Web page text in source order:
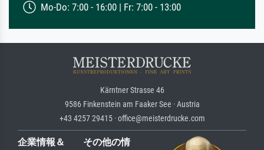
Mo-Do: 7:00 - 16:00 | Fr: 7:00 - 13:00
Kärntner Strasse 46
9586 Finkenstein am Faaker See · Austria
+43 4257 29415 · office@meisterdrucke.com
企業情報＆
その他の情